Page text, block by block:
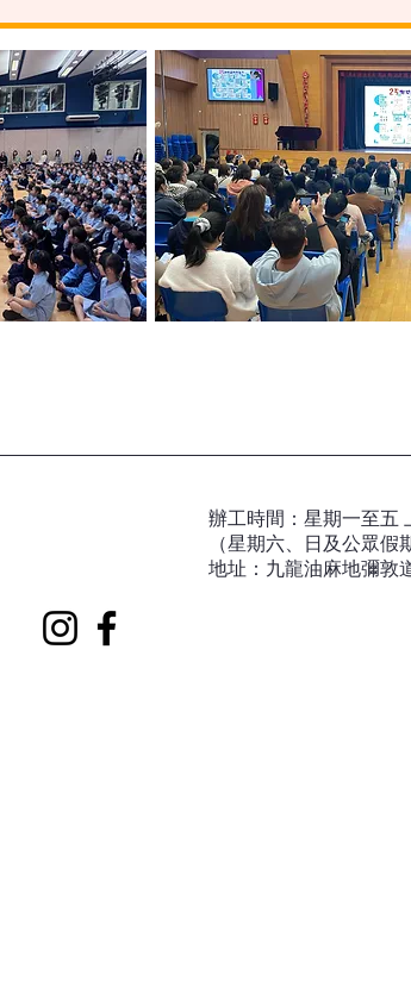
英華小學
黃埔宣道小學
香港西區浸信教會
基督教香港信義會(總辦事處):
辦工時間：星期一至五
（星期六、日及公眾假
地址：九龍油麻地彌敦